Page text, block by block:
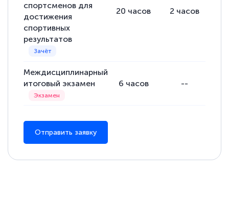
спортсменов для
достижения
спортивных
результатов
20 часов 2 часов
Междисциплинарный
итоговый экзамен
6 часов --
Отправить заявку